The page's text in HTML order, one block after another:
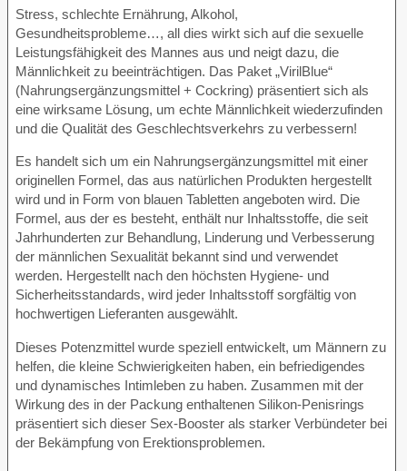
Stress, schlechte Ernährung, Alkohol,
Gesundheitsprobleme…, all dies wirkt sich auf die sexuelle
Leistungsfähigkeit des Mannes aus und neigt dazu, die
Männlichkeit zu beeinträchtigen. Das Paket „VirilBlue“
(Nahrungsergänzungsmittel + Cockring) präsentiert sich als
eine wirksame Lösung, um echte Männlichkeit wiederzufinden
und die Qualität des Geschlechtsverkehrs zu verbessern!
Es handelt sich um ein Nahrungsergänzungsmittel mit einer
originellen Formel, das aus natürlichen Produkten hergestellt
wird und in Form von blauen Tabletten angeboten wird. Die
Formel, aus der es besteht, enthält nur Inhaltsstoffe, die seit
Jahrhunderten zur Behandlung, Linderung und Verbesserung
der männlichen Sexualität bekannt sind und verwendet
werden. Hergestellt nach den höchsten Hygiene- und
Sicherheitsstandards, wird jeder Inhaltsstoff sorgfältig von
hochwertigen Lieferanten ausgewählt.
Dieses Potenzmittel wurde speziell entwickelt, um Männern zu
helfen, die kleine Schwierigkeiten haben, ein befriedigendes
und dynamisches Intimleben zu haben. Zusammen mit der
Wirkung des in der Packung enthaltenen Silikon-Penisrings
präsentiert sich dieser Sex-Booster als starker Verbündeter bei
der Bekämpfung von Erektionsproblemen.